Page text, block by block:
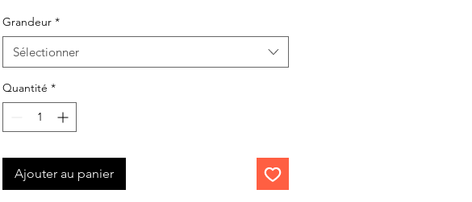
Grandeur *
Sélectionner
Quantité *
Ajouter au panier